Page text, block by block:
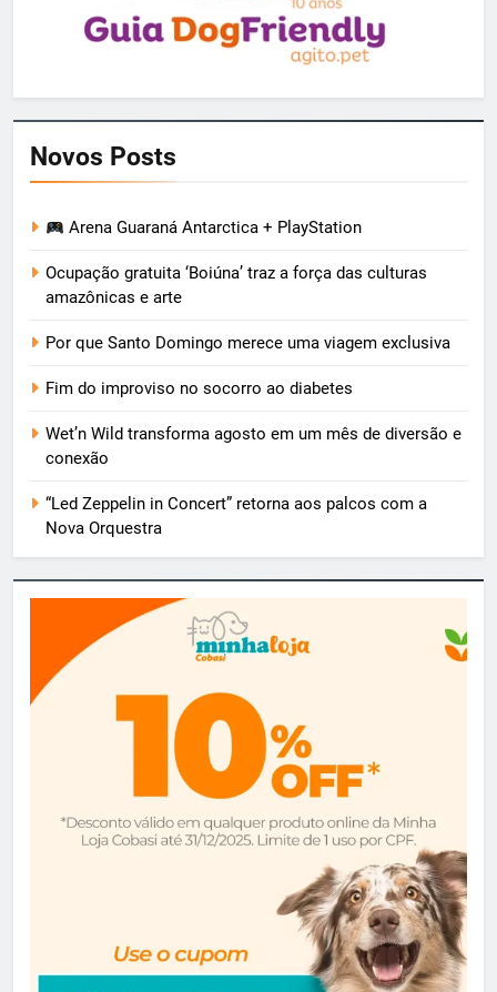
Novos Posts
Arena Guaraná Antarctica + PlayStation
Ocupação gratuita ‘Boiúna’ traz a força das culturas
amazônicas e arte
Por que Santo Domingo merece uma viagem exclusiva
Fim do improviso no socorro ao diabetes
Wet’n Wild transforma agosto em um mês de diversão e
conexão
“Led Zeppelin in Concert” retorna aos palcos com a
Nova Orquestra